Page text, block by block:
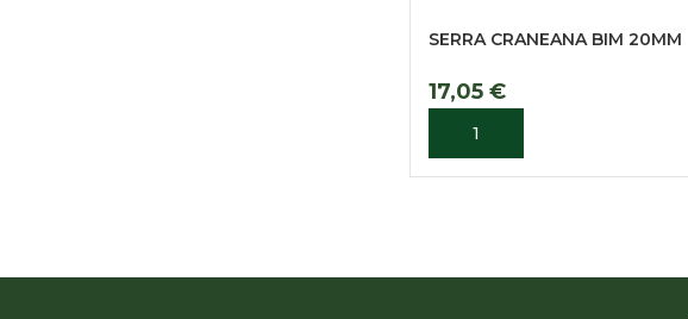
SERRA CRANEANA BIM 20MM
17,05 €
ADICIONAR